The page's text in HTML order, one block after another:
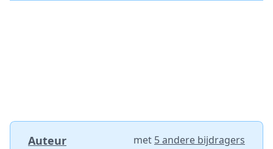
Auteur met 5 andere bijdragers